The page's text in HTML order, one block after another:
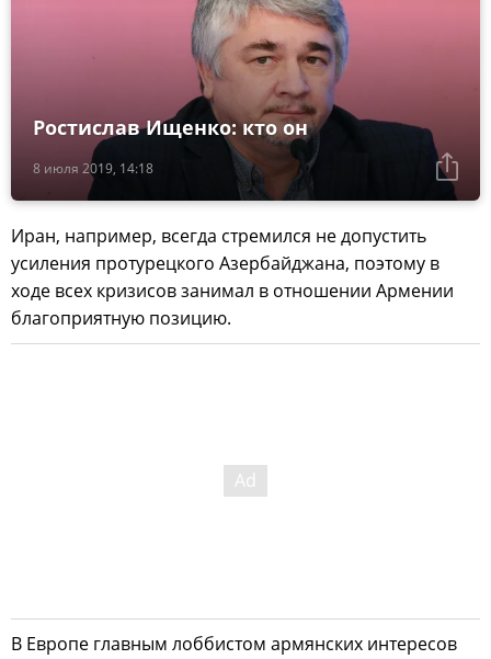
8 июля 2019, 14:18
Ростислав Ищенко: кто он
Иран, например, всегда стремился не допустить
усиления протурецкого Азербайджана, поэтому в
ходе всех кризисов занимал в отношении Армении
благоприятную позицию.
В Европе главным лоббистом армянских интересов